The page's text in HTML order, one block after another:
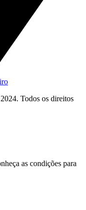
Todos os direitos
as condições para